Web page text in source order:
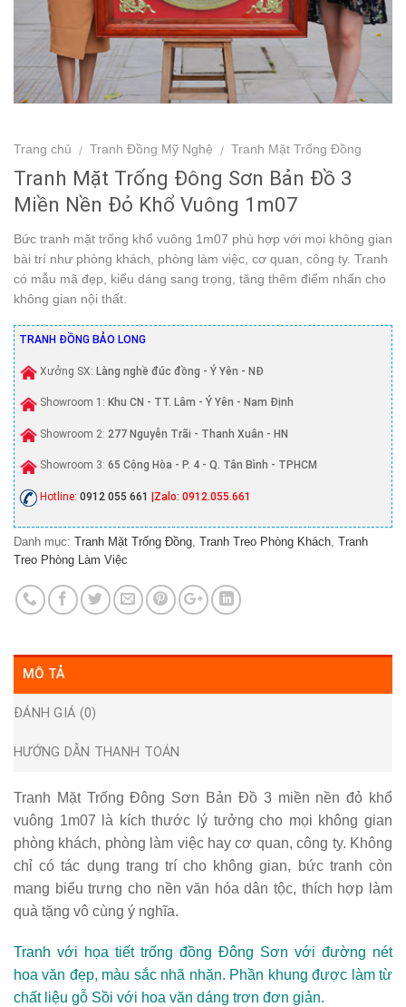
Trang chủ / Tranh Đồng Mỹ Nghệ / Tranh Mặt Trống Đồng
Tranh Mặt Trống Đông Sơn Bản Đồ 3
Miền Nền Đỏ Khổ Vuông 1m07
Bức tranh mặt trống khổ vuông 1m07 phù hợp với mọi không gian
bài trí như phòng khách, phòng làm việc, cơ quan, công ty. Tranh
có mẫu mã đẹp, kiểu dáng sang trọng, tăng thêm điểm nhấn cho
không gian nội thất.
TRANH ĐỒNG BẢO LONG
Xưởng SX: Làng nghề đúc đồng - Ý Yên - NĐ
Showroom 1: Khu CN - TT. Lâm - Ý Yên - Nam Định
Showroom 2: 277 Nguyễn Trãi - Thanh Xuân - HN
Showroom 3: 65 Cộng Hòa - P. 4 - Q. Tân Bình - TPHCM
Hotline: 0912 055 661 |Zalo: 0912.055.661
Danh mục: Tranh Mặt Trống Đồng Tranh Treo Phòng Khách Tranh
Treo Phòng Làm Việc
MÔ TẢ
ĐÁNH GIÁ (0)
HƯỚNG DẪN THANH TOÁN
Tranh Mặt Trống Đông Sơn Bản Đồ 3 miền nền đỏ khổ
vuông 1m07 là kích thước lý tưởng cho mọi không gian
phòng khách, phòng làm việc hay cơ quan, công ty. Không
chỉ có tác dụng trang trí cho không gian, bức tranh còn
mang biểu trưng cho nền văn hóa dân tộc, thích hợp làm
quà tặng vô cùng ý nghĩa.
Tranh với họa tiết trống đồng Đông Sơn với đường nét
hoa văn đẹp, màu sắc nhã nhặn. Phần khung được làm từ
chất liệu gỗ Sồi với hoa văn dáng trơn đơn giản.